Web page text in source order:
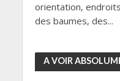
orientation,
des baumes, des...
A VOIR